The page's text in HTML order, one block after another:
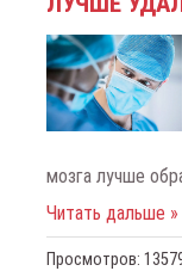
мозга лучше
Читать дальше »
Просмотров: